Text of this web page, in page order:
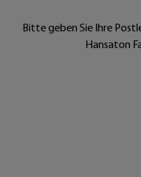
Bitte geben Sie Ihre
Hansaton